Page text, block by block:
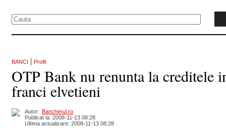
BANCI | Profil
OTP Bank nu renunta la creditele
franci elvetieni
Autor: Bancherul.ro
Publicat la: 2008-11-13 08:28
Ultima actualizare: 2008-11-13 08:28